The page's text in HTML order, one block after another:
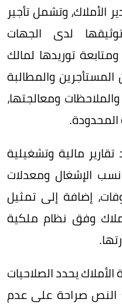
وتشمل تأجير
لدى الجهات
توريدها لمالك
المستأجرين والمطالبة
ومعالجتها،
المحدودة.
مالية وتشغيلية
الإشغال ومعدلات
إضافة إلى تمثيل
وفق نظام ملكية
يحدد الصلاحيات
النص صراحة على عدم